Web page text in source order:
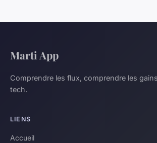
Marti App
Comprendre les flux, comprendre les
tech.
LIENS
Accueil